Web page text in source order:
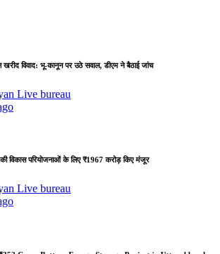
खरीद विवाद: भू-कानून पर उठे सवाल, डीएम ने बैठाई जांच
Live bureau
विकास परियोजनाओं के लिए ₹1967 करोड़ किए मंजूर
Live bureau